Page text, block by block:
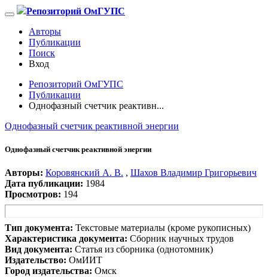
Репозиторий ОмГУПС
Авторы
Публикации
Поиск
Вход
Репозиторий ОмГУПС
Публикации
Однофазный счетчик реактивн...
Однофазный счетчик реактивной энергии
Однофазный счетчик реактивной энергии
Авторы: Коровянский А. В. , Шахов Владимир Григорьевич
Дата публикации: 1984
Просмотров: 194
Тип документа: Текстовые материалы (кроме рукописных)
Характеристика документа: Сборник научных трудов
Вид документа: Статья из сборника (однотомник)
Издательство: ОмИИТ
Город издательства: Омск